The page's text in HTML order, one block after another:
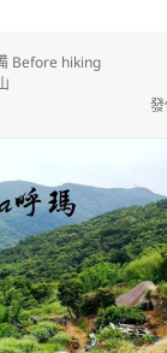
Before hiking
Recipes )〉